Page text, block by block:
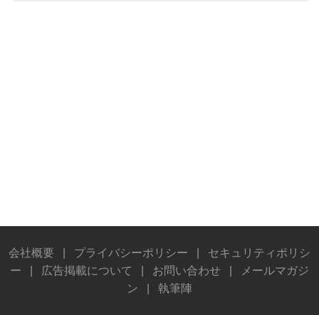
会社概要 プライバシーポリシー
セキュリティポリシ
ー
広告掲載について お問い合わせ
メールマガジ
ン
執筆陣